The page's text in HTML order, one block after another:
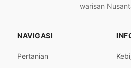
warisan
NAVIGASI
Pertanian